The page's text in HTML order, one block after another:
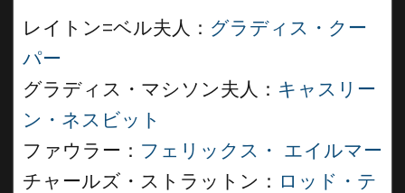
レイトン=ベル夫人： グラディス・クー
パー
グラディス・マシソン夫人： キャスリー
ン・ネスビット
ファウラー： フェリックス・ エイルマー
チャールズ・ストラットン： ロッド・テ